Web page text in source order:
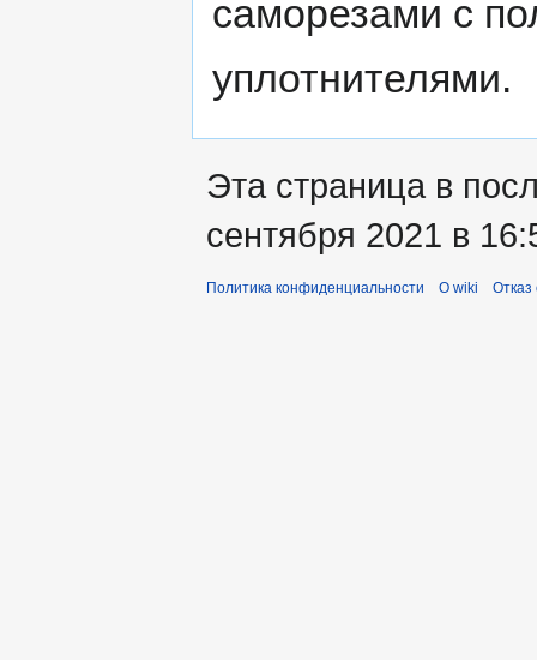
саморезами с
уплотнителями.
Эта страница в
сентября 2021 в
Политика конфиденциальности О wiki Отказ